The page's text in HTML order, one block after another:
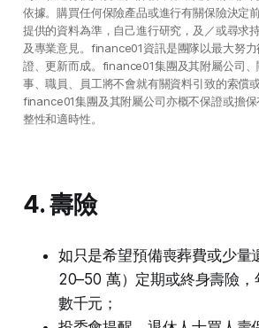
依據。購買任何保險產品或進行有關保險決定
提供的資料為準，自己進行研究，及／或尋求
及專業意見。finance01資訊是團隊以最大努
證、更新而成。finance01集團及其附屬公司
事、職員、員工將不會就有關資料引致的索償
finance01集團及其附屬公司亦概不保證或擔
整性和適時性。
4. 壽險
如只是希望預備喪葬費或少量
20–50 萬）定期或終身壽險，
數千元；